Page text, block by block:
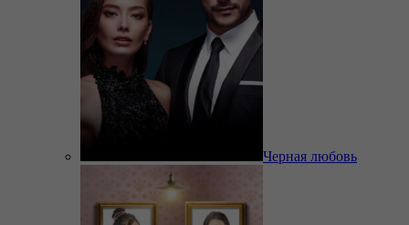
Черная любовь